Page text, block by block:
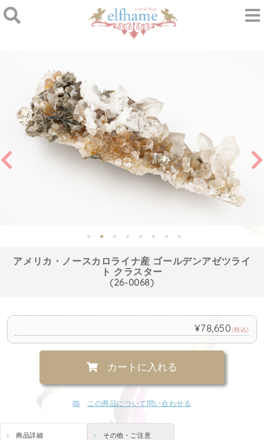
アメリカ・ノースカロライナ産 ゴールデンアゼツライ
ト クラスター
(26-0068)
¥78,650(税込)
カートに入れる
この商品について問い合わせる
商品詳細 その他・ご注意